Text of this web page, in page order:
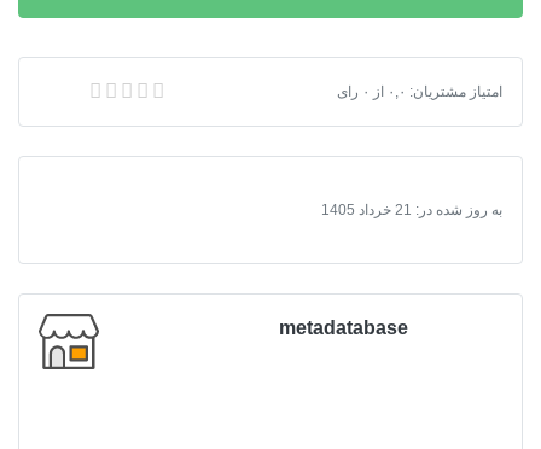
بلوک‌های
زهک
(سرشماری
1395)
113
دانلود شیپ فایل بلوک‌های آماری شهر زهک (سرشماری 1395) + 113 فیلد اطلاعات خانوار و مسکن
امتیاز مشتریان: ۰,۰ از ۰ رای
به روز شده در: 21 خرداد 1405
metadatabase